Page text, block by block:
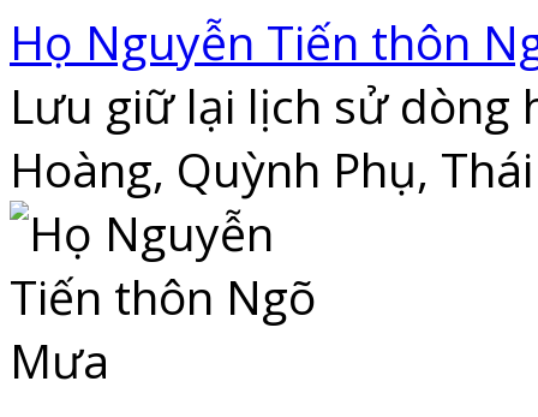
Skip
to
content
Họ Nguyễn Tiến thôn
Lưu giữ lại lịch sử dòng
Hoàng, Quỳnh Phụ,